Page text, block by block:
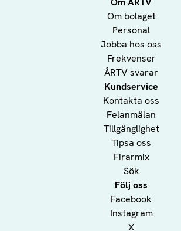
Om bolaget
Personal
Jobba hos oss
Frekvenser
ÅRTV svarar
Kundservice
Kontakta oss
Felanmälan
Tillgänglighet
Tipsa oss
Firarmix
Sök
Följ oss
Facebook
Instagram
X